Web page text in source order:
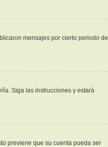
mensajes por cierto periodo de
. Siga las instrucciones y estará
previene que su cuenta pueda ser